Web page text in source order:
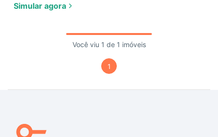
Simular agora
Você viu 1 de 1 imóveis
1